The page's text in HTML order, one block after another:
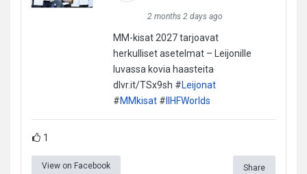
2 months 2 days ago
MM-kisat 2027 tarjoavat
herkulliset asetelmat – Leijonille
luvassa kovia haasteita
dlvr.it/TSx9sh #Leijonat
#MMkisat#IIHFWorlds
1
View on Facebook Share